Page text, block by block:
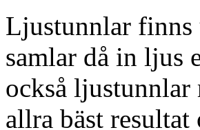
Ljustunnlar finns
samlar då in ljus
också
allra bäst